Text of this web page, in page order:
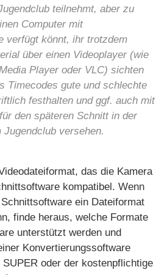
teilnehmt, aber zu
Computer mit
verfügt könnt, ihr trotzdem
über einen Videoplayer (wie
Player oder VLC) sichten
Timecodes gute und schlechte
festhalten und ggf. auch mit
den späteren Schnitt in der
Jugendclub versehen.
das die Kamera
kompatibel. Wenn
ein Dateiformat
finde heraus, welche Formate
unterstützt werden und
Konvertierungssoftware
oder der kostenpflichtige